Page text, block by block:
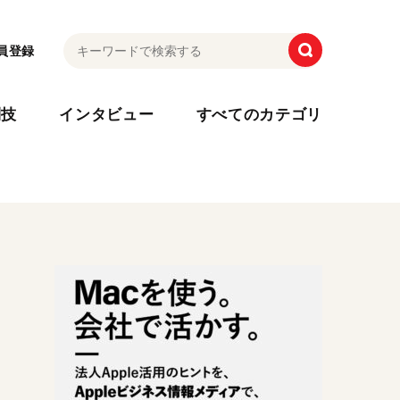
登録
インタビュー すべてのカテゴリ